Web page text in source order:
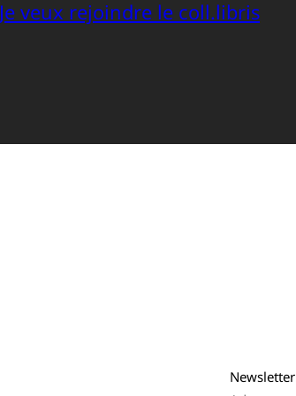
Je veux rejoindre le coll.libris
Newsletter